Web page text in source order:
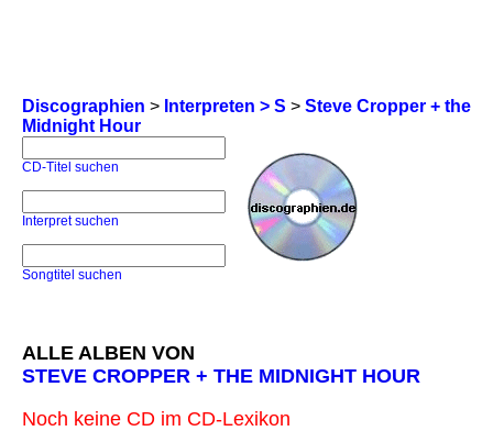
Discographien > Interpreten > S > Steve Cropper + the
Midnight Hour
CD-Titel suchen
Interpret suchen
Songtitel suchen
ALLE ALBEN VON
STEVE CROPPER + THE MIDNIGHT HOUR
Noch keine CD im CD-Lexikon